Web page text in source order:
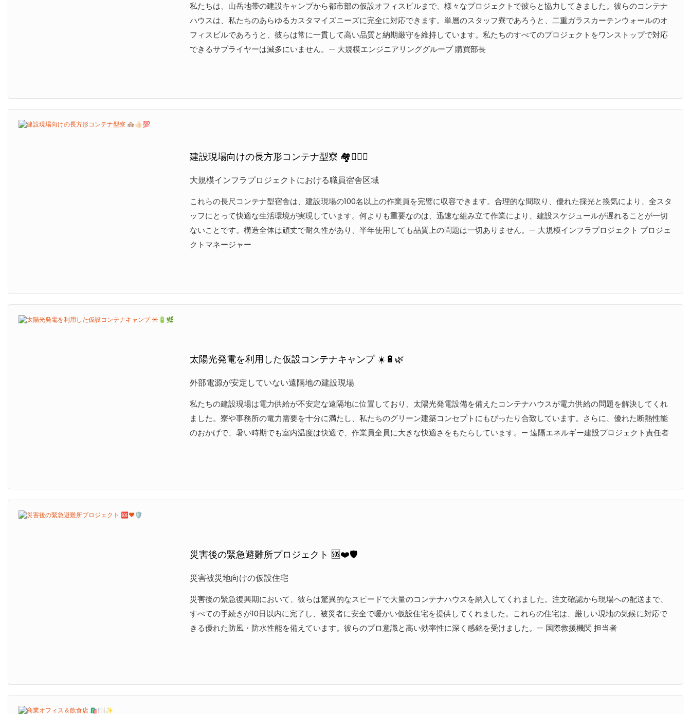
私たちは、山岳地帯の建設キャンプから都市部の仮設オフィスビルまで、様々なプロジェクトで彼らと協力してきました。彼らのコンテナ
ハウスは、私たちのあらゆるカスタマイズニーズに完全に対応できます。単層のスタッフ寮であろうと、二重ガラスカーテンウォールのオ
フィスビルであろうと、彼らは常に一貫して高い品質と納期厳守を維持しています。私たちのすべてのプロジェクトをワンストップで対応
できるサプライヤーは滅多にいません。— 大規模エンジニアリンググループ 購買部長
建設現場向けの長方形コンテナ型寮 🏘️👍🏻💯
大規模インフラプロジェクトにおける職員宿舎区域
これらの長尺コンテナ型宿舎は、建設現場の100名以上の作業員を完璧に収容できます。合理的な間取り、優れた採光と換気により、全スタ
ッフにとって快適な生活環境が実現しています。何よりも重要なのは、迅速な組み立て作業により、建設スケジュールが遅れることが一切
ないことです。構造全体は頑丈で耐久性があり、半年使用しても品質上の問題は一切ありません。— 大規模インフラプロジェクト プロジェ
クトマネージャー
太陽光発電を利用した仮設コンテナキャンプ ☀️🔋🌿
外部電源が安定していない遠隔地の建設現場
私たちの建設現場は電力供給が不安定な遠隔地に位置しており、太陽光発電設備を備えたコンテナハウスが電力供給の問題を解決してくれ
ました。寮や事務所の電力需要を十分に満たし、私たちのグリーン建築コンセプトにもぴったり合致しています。さらに、優れた断熱性能
のおかげで、暑い時期でも室内温度は快適で、作業員全員に大きな快適さをもたらしています。— 遠隔エネルギー建設プロジェクト責任者
災害後の緊急避難所プロジェクト 🆘❤️🛡️
災害被災地向けの仮設住宅
災害後の緊急復興期において、彼らは驚異的なスピードで大量のコンテナハウスを納入してくれました。注文確認から現場への配送まで、
すべての手続きが10日以内に完了し、被災者に安全で暖かい仮設住宅を提供してくれました。これらの住宅は、厳しい現地の気候に対応で
きる優れた防風・防水性能を備えています。彼らのプロ意識と高い効率性に深く感銘を受けました。— 国際救援機関 担当者